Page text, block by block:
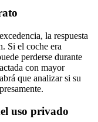
la respuesta
Si el coche era
perderse durante
con mayor
que analizar si su
uso privado